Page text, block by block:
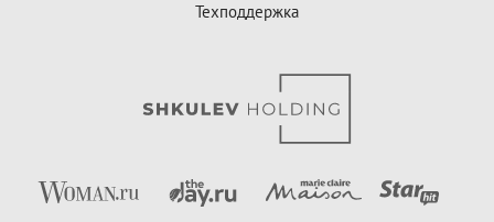
Техподдержка